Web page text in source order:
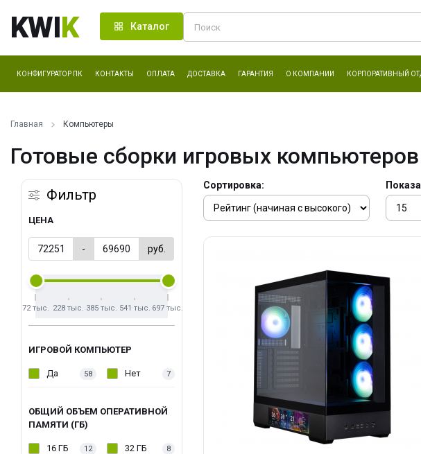
KWIK Каталог
КОНФИГУРАТОР ПК КОНТАКТЫ ОПЛАТА ДОСТАВКА ГАРАНТИЯ О КОМПАНИИ КОРПОРАТИВНЫЙ
Главная Компьютеры
Готовые сборки игровых
Фильтр
ЦЕНА
- руб.
72 тыс. 228 тыс. 385 тыс. 541 тыс. 697 тыс.
ИГРОВОЙ КОМПЬЮТЕР
Да 58 Нет 7
ОБЩИЙ ОБЪЕМ ОПЕРАТИВНОЙ
ПАМЯТИ (ГБ)
16 ГБ 12 32 ГБ 8
Сортировка: